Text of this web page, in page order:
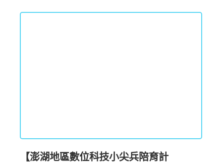
【澎湖地區數位科技小尖兵陪育計